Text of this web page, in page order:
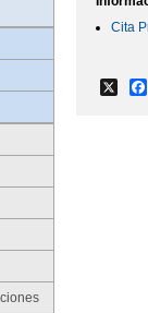
Cita